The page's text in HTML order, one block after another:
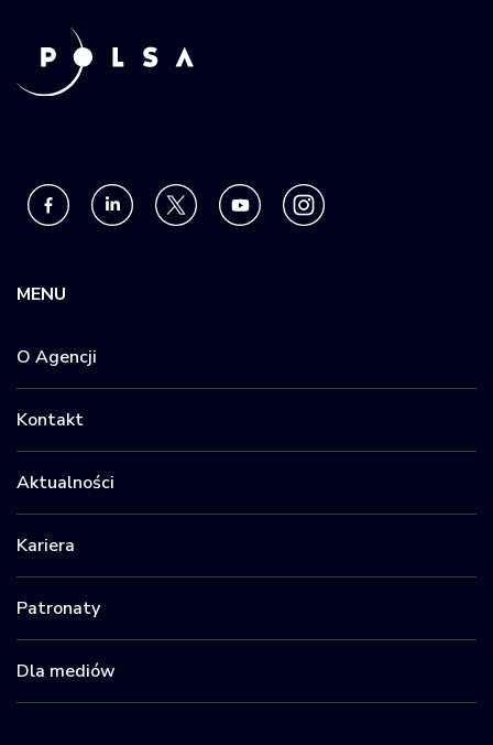
MENU
O Agencji
Kontakt
Aktualności
Kariera
Patronaty
Dla mediów